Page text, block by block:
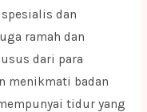
dan
ramah dan
dari para
menikmati badan
tidur yang